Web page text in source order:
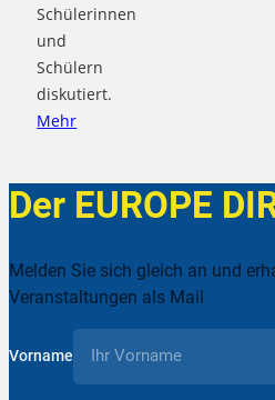
Schülerinnen
und
Schülern
diskutiert.
Mehr
Der EUROPE
Melden Sie sich gleich an und
Veranstaltungen als Mail
Vorname